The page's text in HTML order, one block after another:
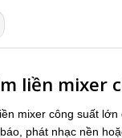
liền mixer
mixer công suất
phát nhạc nền